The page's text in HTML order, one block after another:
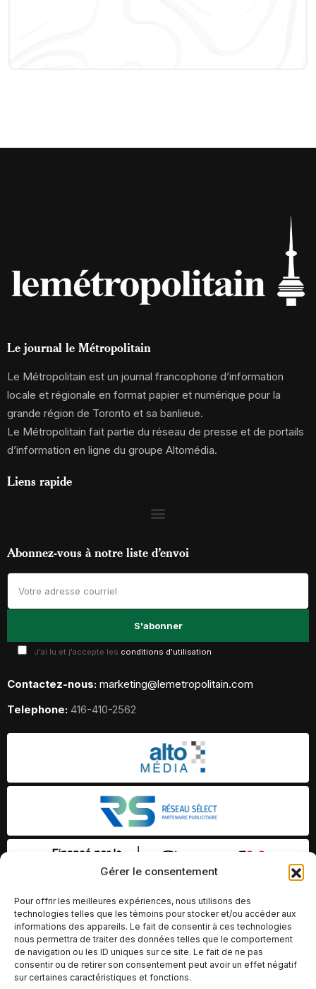
Gérer le consentement
Pour offrir les meilleures expériences, nous utilisons des
technologies telles que les témoins pour stocker et/ou accéder aux
informations des appareils. Le fait de consentir à ces technologies
nous permettra de traiter des données telles que le comportement
de navigation ou les ID uniques sur ce site. Le fait de ne pas
consentir ou de retirer son consentement peut avoir un effet négatif
sur certaines caractéristiques et fonctions.
Le journal le Métropolitain
Le Métropolitain est un journal francophone d’information
locale et régionale en format papier et numérique pour la
grande région de Toronto et sa banlieue.
Le Métropolitain fait partie du réseau de presse et de portails
d’information en ligne du groupe Altomédia.
Liens rapide
Abonnez-vous à notre liste d’envoi
J'ai lu et j'accepte les conditions d'utilisation
Contactez-nous: marketing@lemetropolitain.com
Telephone: 416-410-2562